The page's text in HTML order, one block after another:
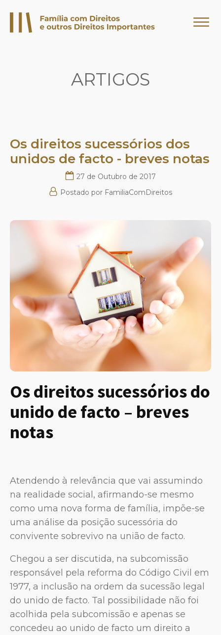
ARTIGOS
Os direitos sucessórios dos
unidos de facto - breves notas
27 de Outubro de 2017
Postado por FamiliaComDireitos
Os direitos sucessórios do
unido de facto – breves
notas
Atendendo à relevância que vai assumindo
na realidade social, afirmando-se mesmo
como uma nova forma de família, impõe-se
uma análise da posição sucessória do
convivente sobrevivo na união de facto.
Chegou a ser discutida, na subcomissão
responsável pela reforma do Código Civil em
1977, a inclusão na ordem da sucessão legal
do unido de facto. Tal possibilidade não foi
acolhida pela subcomissão e apenas se
concedeu ao unido de facto um direito a